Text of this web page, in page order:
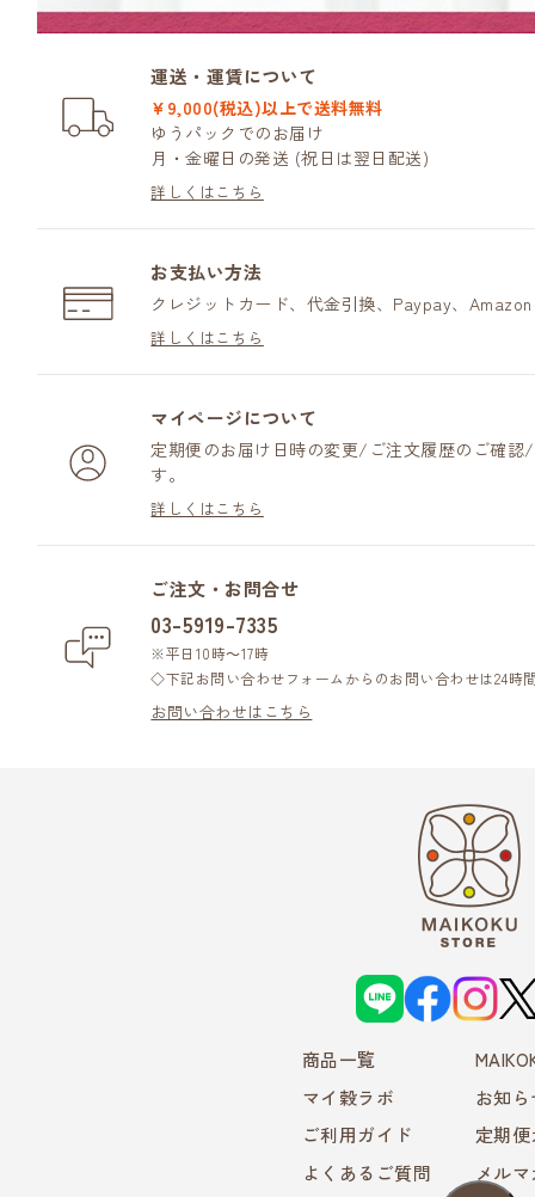
運送・運賃について
¥9,000(税込)以上で送料無料
ゆうパックでのお届け
月・金曜日の発送 (祝日は翌日配送)
詳しくはこちら
お支払い方法
クレジットカード、代金引換、Paypay、
詳しくはこちら
マイページについて
定期便のお届け日時の変更/ご注文履歴のご確
す。
詳しくはこちら
ご注文・お問合せ
03-5919-7335
※平日10時～17時
◇下記お問い合わせフォームからのお問い合わせは24時
お問い合わせはこちら
L
N
f
a
c
i
n
s
X
商品一覧
マイ穀ラボ
お知ら
ご利用ガイド
定期
よくあるご質問
メル